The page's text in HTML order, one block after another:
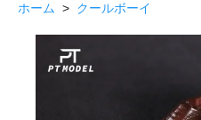
ホーム > クールボーイ